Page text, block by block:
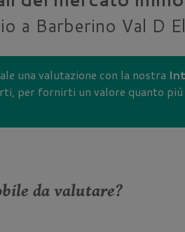
a Barberino Val D
una valutazione con la nostra
per fornirti un valore quanto
da valutare?